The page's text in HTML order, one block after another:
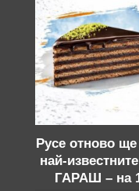
Русе отново
най-
ГАРАШ – на